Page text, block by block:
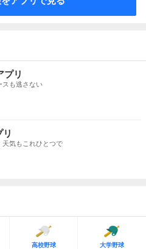
プリ
スも逃さない
天気もこれひとつで
高校野球 大学野球